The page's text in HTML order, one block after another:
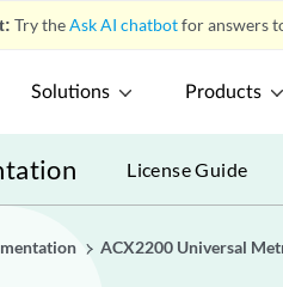
Try theAsk AI chatbotfor answers
Solutions Products
License Guide
ACX2200 Universal